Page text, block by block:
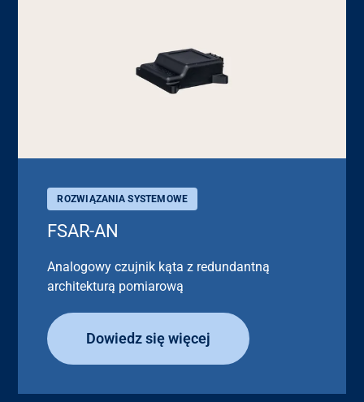
ROZWIĄZANIA SYSTEMOWE
FSAR-AN
Analogowy czujnik kąta z redundantną
architekturą pomiarową
Dowiedz się więcej